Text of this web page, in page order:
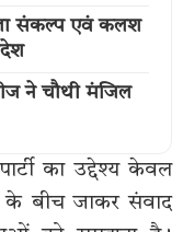
संकल्प एवं कलश
ने चौथी मंजिल
का उद्देश्य केवल
के बीच जाकर संवाद